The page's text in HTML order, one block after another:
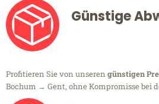
Günstige
Profitieren Sie von unseren günstigen
Bochum → Gent, ohne Kompromisse bei